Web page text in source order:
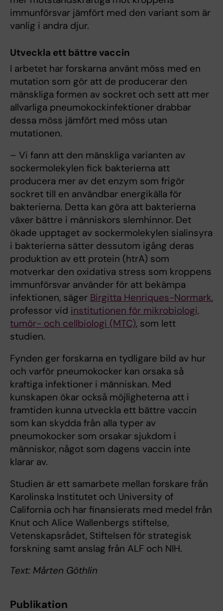
immunförsvar jämfört med den variant som är
vanlig i andra djur.
Utveckla ett bättre vaccin
I arbetet har forskarna använt möss med en
mutation som gör att de producerar den
mänskliga formen av sockret och sett att mer
allvarliga pneumokockinfektioner drabbar
dessa möss jämfört med möss utan
mutationen.
– Vi fann att den mänskliga varianten av
sockermolekylen fick bakterierna att
producera mer av det enzym som frigör
sockret till en användbar energikälla för
bakterierna. Detta kan göra att bakterierna
växer bättre i människors slemhinnor. Det
ökade upptaget av sockermolekylen sialinsyra
i bakterierna sätter dessutom igång deras
produktion av ett protein (htrA) som
motverkar den oxidativa stress som kroppens
immunförsvar använder för att bekämpa
infektionen, säger Birgitta Henriques-Normark,
professor vid institutionen för mikrobiologi,
tumör- och cellbiologi (MTC), som lett
studien.
Fynden ger forskarna en tydligare bild av hur
och varför pneumokocker kan orsaka så
kraftiga infektioner i människan. Med
kunskapen ökar också möjligheterna att i
framtiden kunna utveckla ett bättre vaccin
som kan skydda från alla typer av
pneumokocker som orsakar sjukdom i
människor, något som dagens vaccin inte
klarar av.
Studien är ett samarbete mellan forskare från
Karolinska Institutet och University of
California och har finansierats med medel från
Knut och Alice Wallenbergs stiftelse,
Vetenskapsrådet, Stiftelsen för strategisk
forskning samt anslag från ALF och NIH.
Text: Mårten Göthlin
Publikation